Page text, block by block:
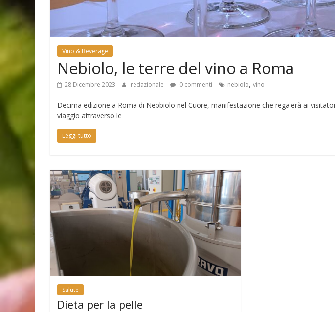
Vino & Beverage
Nebiolo, le terre del vino a Roma
28 Dicembre 2023 redazionale 0 commenti nebiolo, vino
Decima edizione a Roma di Nebbiolo nel Cuore, manifestazione che regalerà ai
viaggio attraverso le
Leggi tutto
Salute
Dieta per la pelle